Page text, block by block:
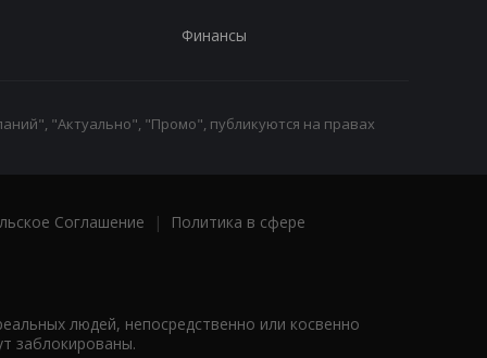
Финансы
"Актуально", "Промо", публикуются на правах
Соглашение |
Политика в сфере
людей, непосредственно или косвенно
заблокированы.